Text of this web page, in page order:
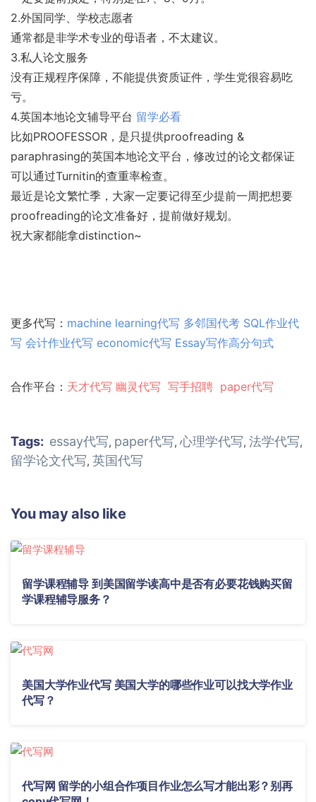
2.外国同学、学校志愿者
通常都是非学术专业的母语者，不太建议。
3.私人论文服务
没有正规程序保障，不能提供资质证件，学生党很容易吃
亏。
4.英国本地论文辅导平台 留学必看
比如PROOFESSOR，是只提供proofreading &
paraphrasing的英国本地论文平台，修改过的论文都保证
可以通过Turnitin的查重率检查。
最近是论文繁忙季，大家一定要记得至少提前一周把想要
proofreading的论文准备好，提前做好规划。
祝大家都能拿distinction~
更多代写： machine learning代写 多邻国代考 SQL作业代
写 会计作业代写 economic代写 Essay写作高分句式
合作平台： 天才代写 幽灵代写 写手招聘 paper代写
Tags: essay代写, paper代写, 心理学代写, 法学代写,
留学论文代写, 英国代写
You may also like
留学课程辅导 到美国留学读高中是否有必要花钱购买留
学课程辅导服务？
美国大学作业代写 美国大学的哪些作业可以找大学作业
代写？
代写网 留学的小组合作项目作业怎么写才能出彩？别再